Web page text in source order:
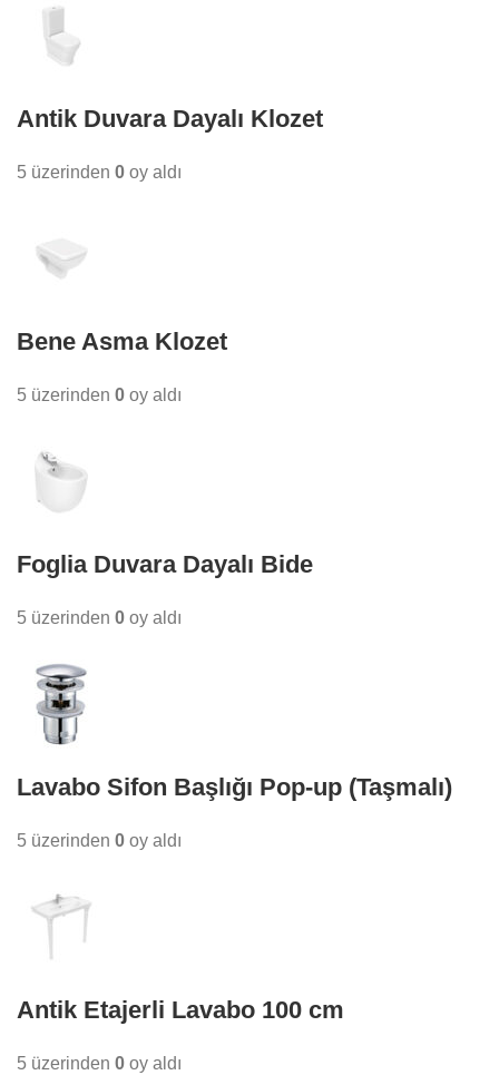
Antik Duvara Dayalı Klozet
5 üzerinden 0 oy aldı
Bene Asma Klozet
5 üzerinden 0 oy aldı
Foglia Duvara Dayalı Bide
5 üzerinden 0 oy aldı
Lavabo Sifon Başlığı Pop-up (Taşmalı)
5 üzerinden 0 oy aldı
Antik Etajerli Lavabo 100 cm
5 üzerinden 0 oy aldı